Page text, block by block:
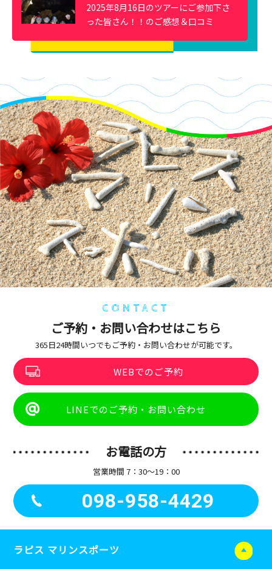
2025年8月16日のツアーにご参加下さ
った皆さん！！のご感想＆口コミ
CONTACT
ご予約・お問い合わせはこちら
365日24時間いつでもご予約・お問い合わせが可能です。
WEBでのご予約
LINEでのご予約・お問い合わせ
お電話の方
営業時間 7：30〜19：00
098-958-4429
ラピス マリンスポーツ